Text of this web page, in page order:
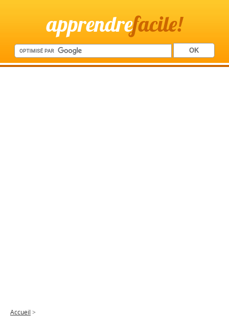
apprendrefacile!
Accueil >